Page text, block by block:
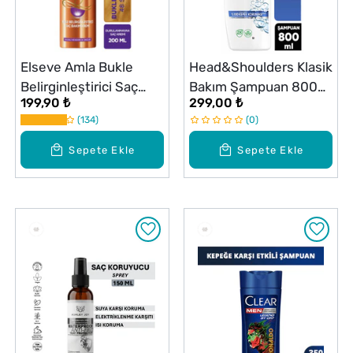
Sepete Ekle
Elseve Amla Bukle
Belirginleştirici Saç
Bakım Kremi 200 ml
199,90 ₺
134
Sepete Ekle
Head&Shoulders Klasik
Bakım Şampuan 800
ml
299,00 ₺
0